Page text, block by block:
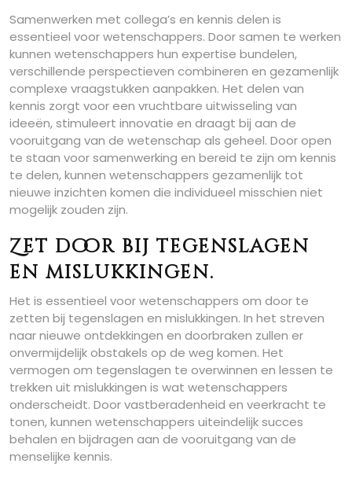
Samenwerken met collega’s en kennis delen is
essentieel voor wetenschappers. Door samen te werken
kunnen wetenschappers hun expertise bundelen,
verschillende perspectieven combineren en gezamenlijk
complexe vraagstukken aanpakken. Het delen van
kennis zorgt voor een vruchtbare uitwisseling van
ideeën, stimuleert innovatie en draagt bij aan de
vooruitgang van de wetenschap als geheel. Door open
te staan voor samenwerking en bereid te zijn om kennis
te delen, kunnen wetenschappers gezamenlijk tot
nieuwe inzichten komen die individueel misschien niet
mogelijk zouden zijn.
Zet door bij tegenslagen
en mislukkingen.
Het is essentieel voor wetenschappers om door te
zetten bij tegenslagen en mislukkingen. In het streven
naar nieuwe ontdekkingen en doorbraken zullen er
onvermijdelijk obstakels op de weg komen. Het
vermogen om tegenslagen te overwinnen en lessen te
trekken uit mislukkingen is wat wetenschappers
onderscheidt. Door vastberadenheid en veerkracht te
tonen, kunnen wetenschappers uiteindelijk succes
behalen en bijdragen aan de vooruitgang van de
menselijke kennis.